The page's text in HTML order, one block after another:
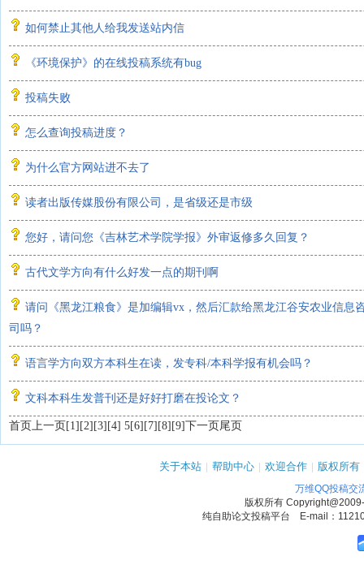
如何禁止其他人给我发送站内信
《环境保护》的在线投稿系统有bug
投稿失败
怎么查询投稿进度？
为什么官方网站进不去了
读者出版传媒股份有限公司，是省级还是市级
您好，请问您《吉林艺术学院学报》外审返修多久回复？
古代文学方向有什么好发一点的期刊啊
请问《黑龙江粮食》是加编辑vx，然后汇款给黑龙江谷安农业信息
司吗？
语言学方向双方本科生在读，发专科/本科学报有机会吗？
文科本科生发普刊还是好好打磨在投论文？
首页上一页 [1] [2] [3] [4] 5[6] [7] [8] [9]下一页尾页
关于本站 | 帮助中心 | 欢迎合作 | 版权所有
万维QQ投稿交
版权所有
纯自助论文投稿平台 E-mail：